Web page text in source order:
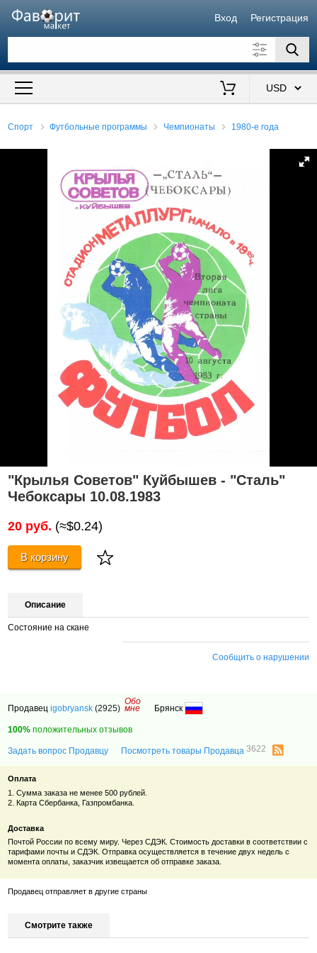
Вход Регистрация
Искать также в описании
Спорт Футбольные программы Чемпионаты 1980-е года
"Крылья Советов" Куйбышев - "Сталь"
Чебоксары 10.08.1983
20 руб. (≈$0.24)
В корзину
Описание
Состояние на скане
Сообщить о нарушении
Продавецigobryansk (2925)
Обо
мне Брянск
100% положительных отзывов
Задать вопрос Продавцу Посмотреть товары Продавца3622
Оплата
1. Сумма заказа не менее 500 рублей.
2. Карта Сбербанка, Газпромбанка.
Доставка
Почтой России по всему миру. Через СДЭК. Стоимость доставки в соответствии с
тарифами почты и СДЭК. Отправка осуществляется в течение двух недель с
момента оплаты, заказчик извещается об отправке заказа.
Продавец отправляет в другие страны
Смотрите также